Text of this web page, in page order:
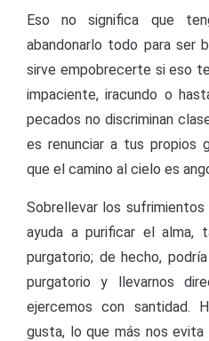
Eso no significa que
abandonarlo todo para ser
sirve empobrecerte si eso
impaciente, iracundo o
pecados no discriminan
es renunciar a tus propios
que el camino al cielo es
Sobrellevar los
ayuda a purificar el alma,
purgatorio; de hecho,
purgatorio y llevarnos
ejercemos con santidad.
gusta, lo que más nos